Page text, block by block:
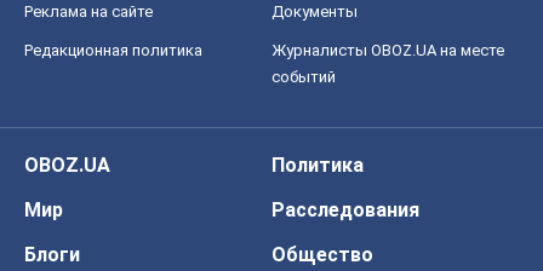
Реклама на сайте Документы
Редакционная политика
Журналисты OBOZ.UA на месте
событий
OBOZ.UA
Политика
Мир
Расследования
Блоги
Общество